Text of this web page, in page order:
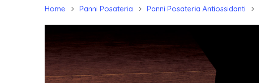
Home Panni Posateria Panni Posateria Antiossidanti